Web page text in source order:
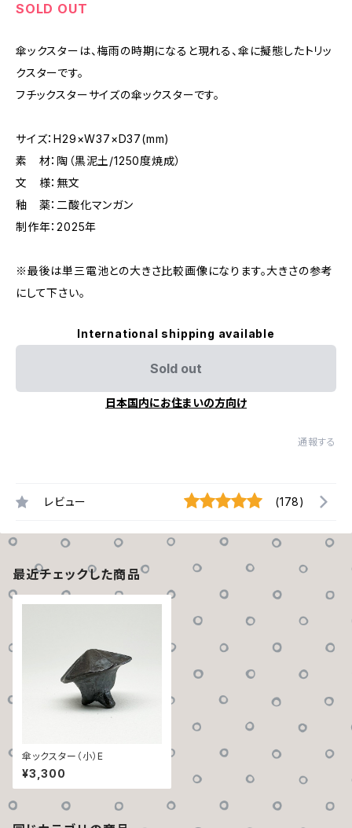
SOLD OUT
傘ックスターは、梅雨の時期になると現れる、傘に擬態したトリッ
クスターです。
フチックスターサイズの傘ックスターです。
サイズ：H29×W37×D37(mm)
素 材：陶（黒泥土/1250度焼成）
文 様：無文
釉 薬：二酸化マンガン
制作年：2025年
※最後は単三電池との大きさ比較画像になります。大きさの参考
にして下さい。
International shipping available
Sold out
日本国内にお住まいの方向け
通報する
レビュー (178)
最近チェックした商品
傘ックスター（小）E
¥3,300